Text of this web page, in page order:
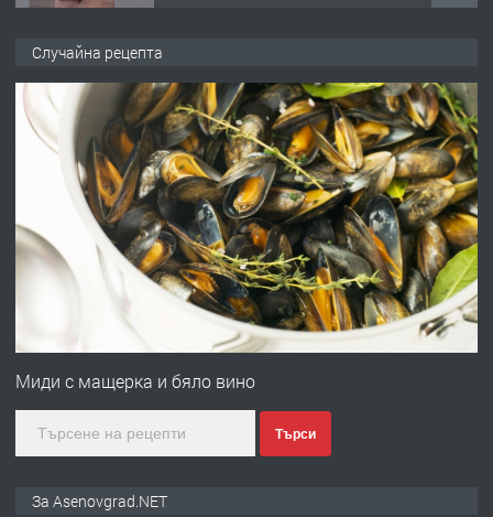
преди 10 месеца
ПРЕДЛАГА
Професионална броячна машина -
със сертификат от ЕЦБ
преди 1 година
Професионална зеленчукорезачка
Случайна рецепта
Миди с мащерка и бяло вино
Търси
За Asenovgrad.NET